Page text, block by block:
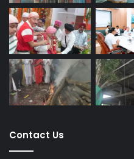
Contact Us